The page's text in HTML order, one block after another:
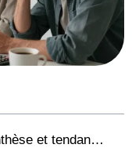
Les taux moyens en 2023 : synthèse et tendances